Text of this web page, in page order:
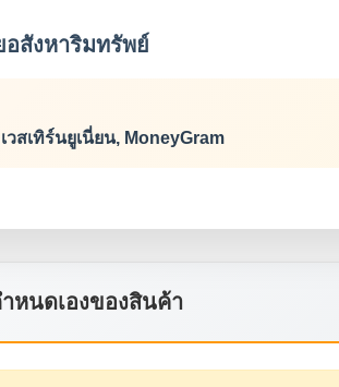
สังหาริมทรัพย์
เวสเทิร์นยูเนี่ยน, MoneyGram
หนดเองของสินค้า